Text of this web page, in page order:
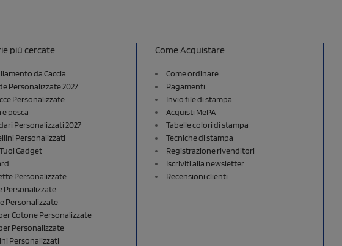
più cercate
da Caccia
Personalizzate 2027
Personalizzate
e pesca
Personalizzati 2027
Personalizzati
Gadget
Personalizzate
Personalizzate
Personalizzate
Cotone Personalizzate
Personalizzate
Personalizzati
Come Acquistare
Come ordinare
Pagamenti
Invio file di stampa
Acquisti MePA
Tabelle colori di stampa
Tecniche di stampa
Registrazione rivenditori
Iscriviti alla newsletter
Recensioni clienti